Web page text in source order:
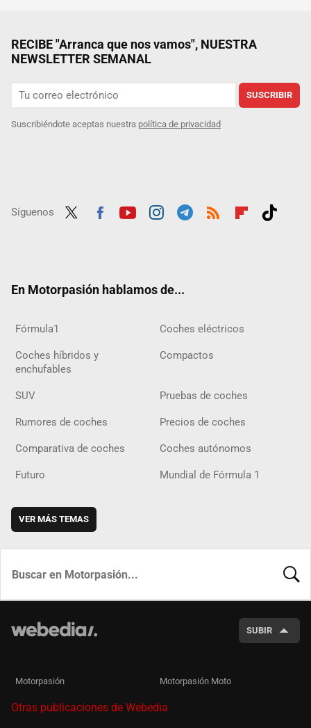
RECIBE "Arranca que nos vamos", NUESTRA
NEWSLETTER SEMANAL
SUSCRIBIR
Suscribiéndote aceptas nuestra política de privacidad
Síguenos
En Motorpasión hablamos de...
Fórmula1 Coches eléctricos
Coches híbridos y
enchufables
Compactos
SUV Pruebas de coches
Rumores de coches Precios de coches
Comparativa de coches Coches autónomos
Futuro Mundial de Fórmula 1
VER MÁS TEMAS
SUBIR
Motorpasión Motorpasión Moto
Otras publicaciones de Webedia